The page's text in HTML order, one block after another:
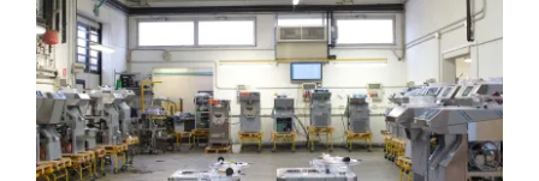
Azienda
Contatti